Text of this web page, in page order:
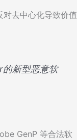
去中心化导致价值
新型恶意软
GenP 等合法软